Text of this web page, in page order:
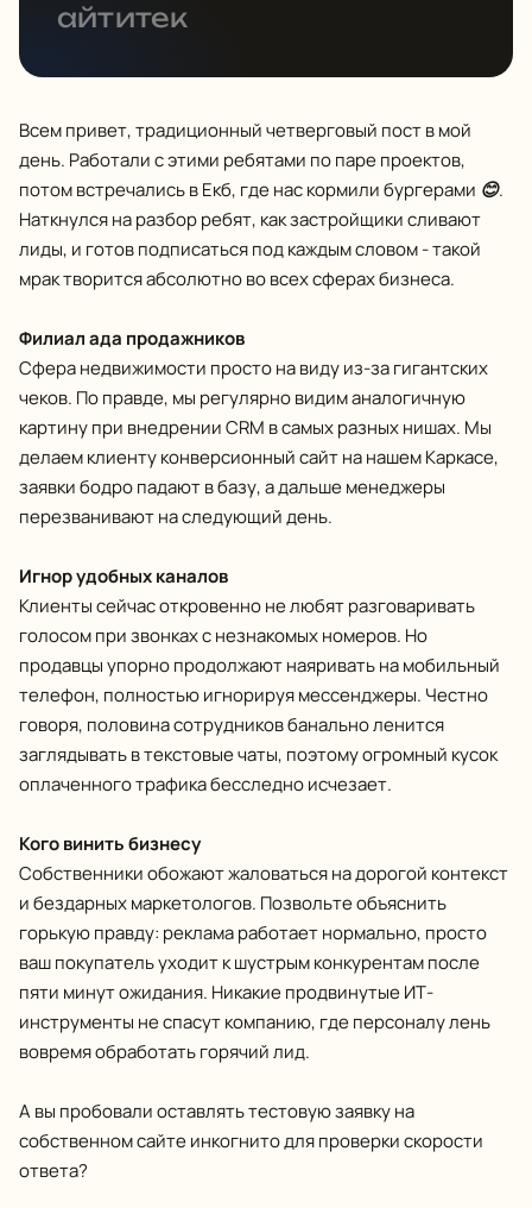
кормили бургерами 😊.
айтитек
Всем привет, традиционный четверговый пост в мой
день. Работали с этими ребятами по паре проектов,
потом встречались в Екб, где нас кормили бургерами 😊.
Наткнулся на разбор ребят, как застройщики сливают
лиды, и готов подписаться под каждым словом - такой
мрак творится абсолютно во всех сферах бизнеса.
Филиал ада продажников
Сфера недвижимости просто на виду из-за гигантских
чеков. По правде, мы регулярно видим аналогичную
картину при внедрении CRM в самых разных нишах. Мы
делаем клиенту конверсионный сайт на нашем Каркасе,
заявки бодро падают в базу, а дальше менеджеры
перезванивают на следующий день.
Игнор удобных каналов
Клиенты сейчас откровенно не любят разговаривать
голосом при звонках с незнакомых номеров. Но
продавцы упорно продолжают наяривать на мобильный
телефон, полностью игнорируя мессенджеры. Честно
говоря, половина сотрудников банально ленится
заглядывать в текстовые чаты, поэтому огромный кусок
оплаченного трафика бесследно исчезает.
Кого винить бизнесу
Собственники обожают жаловаться на дорогой контекст
и бездарных маркетологов. Позвольте объяснить
горькую правду: реклама работает нормально, просто
ваш покупатель уходит к шустрым конкурентам после
пяти минут ожидания. Никакие продвинутые ИТ-
инструменты не спасут компанию, где персоналу лень
вовремя обработать горячий лид.
А вы пробовали оставлять тестовую заявку на
собственном сайте инкогнито для проверки скорости
ответа?